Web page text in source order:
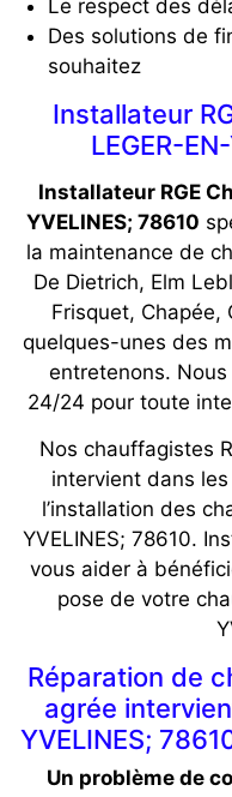
Le respect des
Des solutions de
souhaitez
Installateur
LEGER-
Installateur RGE
YVELINES; 78610
la maintenance de
De Dietrich, Elm
Frisquet,
quelques-unes des
entretenons.
24/24 pour toute
Nos chauffagistes
intervient dans
l’installation des
YVELINES; 78610.
vous aider à
pose de votre
Réparation de
agrée
YVELINES;
Un problème de